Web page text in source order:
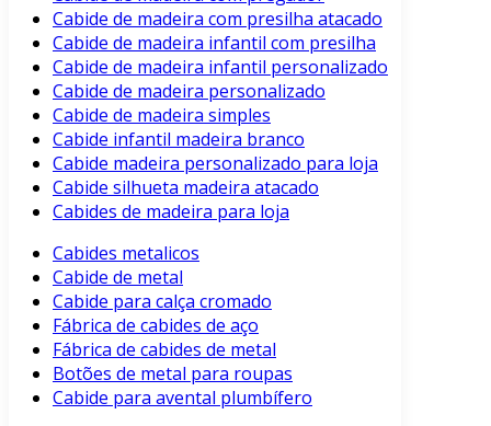
Cabide de madeira com presilha atacado
Cabide de madeira infantil com presilha
Cabide de madeira infantil personalizado
Cabide de madeira personalizado
Cabide de madeira simples
Cabide infantil madeira branco
Cabide madeira personalizado para loja
Cabide silhueta madeira atacado
Cabides de madeira para loja
Cabides metalicos
Cabide de metal
Cabide para calça cromado
Fábrica de cabides de aço
Fábrica de cabides de metal
Botões de metal para roupas
Cabide para avental plumbífero